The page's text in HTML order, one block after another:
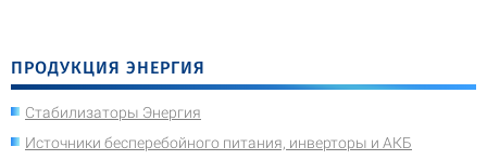
ПРОДУКЦИЯ ЭНЕРГИЯ
Стабилизаторы Энергия
Источники бесперебойного питания, инверторы и АКБ